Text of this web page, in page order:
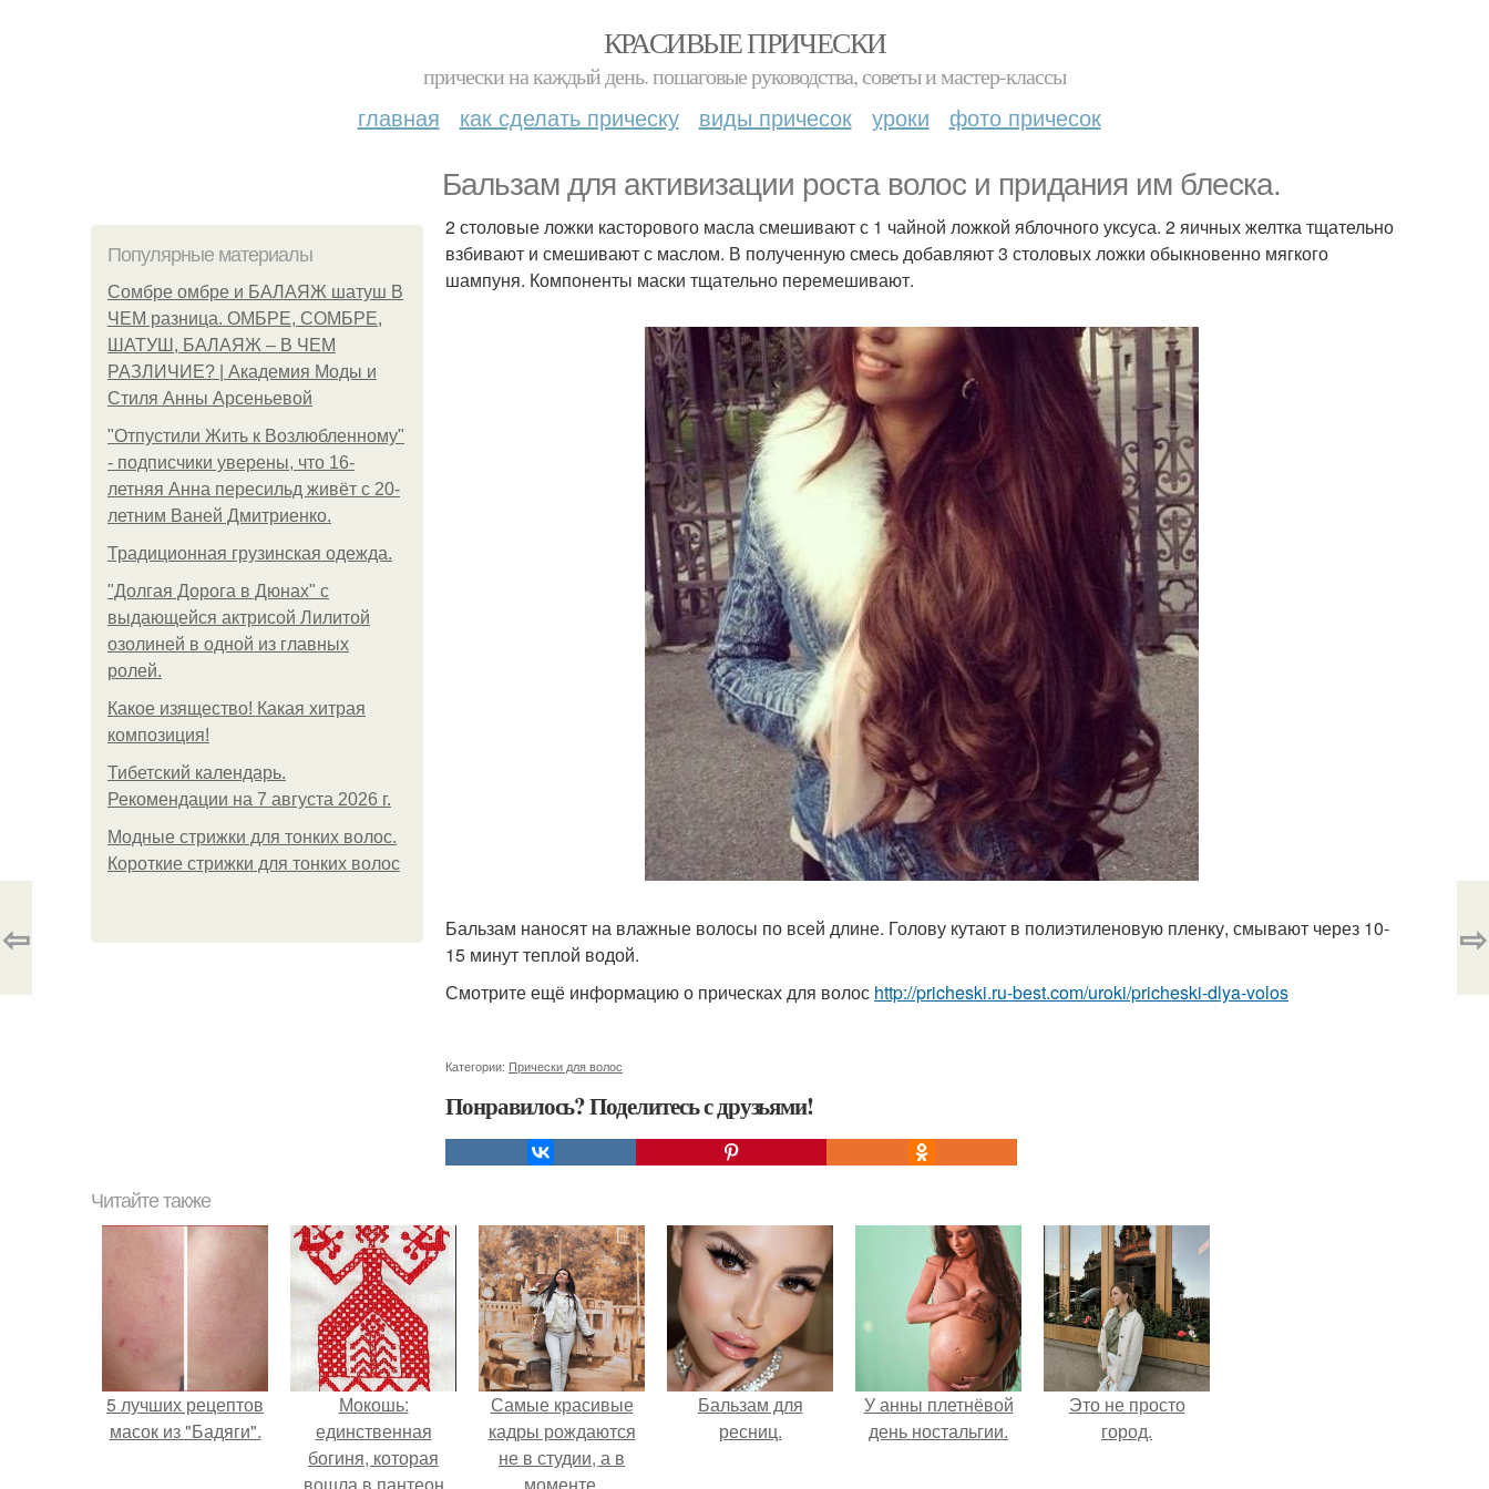
КРАСИВЫЕ ПРИЧЕСКИ
прически на каждый день. пошаговые руководства, советы и мастер-классы
главная как сделать прическу виды причесок уроки фото причесок
Бальзам для активизации роста волос и придания им блеска.
Популярные материалы
Сомбре омбре и БАЛАЯЖ шатуш В
ЧЕМ разница. ОМБРЕ, СОМБРЕ,
ШАТУШ, БАЛАЯЖ – В ЧЕМ
РАЗЛИЧИЕ? | Академия Моды и
Стиля Анны Арсеньевой
"Отпустили Жить к Возлюбленному"
- подписчики уверены, что 16-
летняя Анна пересильд живёт с 20-
летним Ваней Дмитриенко.
Традиционная грузинская одежда.
"Долгая Дорога в Дюнах" с
выдающейся актрисой Лилитой
озолиней в одной из главных
ролей.
Какое изящество! Какая хитрая
композиция!
Тибетский календарь.
Рекомендации на 7 августа 2026 г.
Модные стрижки для тонких волос.
Короткие стрижки для тонких волос
2 столовые ложки касторового масла смешивают с 1 чайной ложкой яблочного уксуса. 2 яичных желтка тщательно
взбивают и смешивают с маслом. В полученную смесь добавляют 3 столовых ложки обыкновенно мягкого
шампуня. Компоненты маски тщательно перемешивают.
Бальзам наносят на влажные волосы по всей длине. Голову кутают в полиэтиленовую пленку, смывают через 10-
15 минут теплой водой.
Смотрите ещё информацию о прическах для волос http://pricheski.ru-best.com/uroki/pricheski-dlya-volos
Категории: Прически для волос
Понравилось? Поделитесь с друзьями!
⇦ ⇨
Читайте также
5 лучших рецептов
масок из "Бадяги".
Мокошь:
единственная
богиня, которая
Самые красивые
кадры рождаются
не в студии, а в
Бальзам для
ресниц.
У анны плетнёвой
день ностальгии.
Это не просто
город.